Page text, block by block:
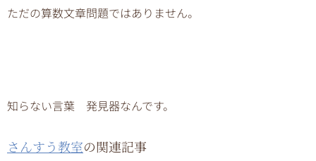
ただの算数文章問題ではありません。
知らない言葉 発見器なんです。
さんすう教室の関連記事